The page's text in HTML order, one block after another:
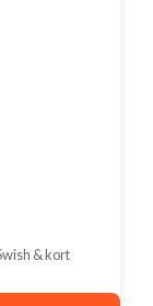
& kort